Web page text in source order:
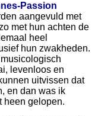
Passion
aangevuld met
met hun achten de
heel
hun zwakheden.
levenloos en
uitvissen dat
en dan was ik
heen gelopen.